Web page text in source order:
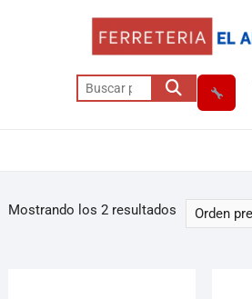
Mostrando los 2 resultados